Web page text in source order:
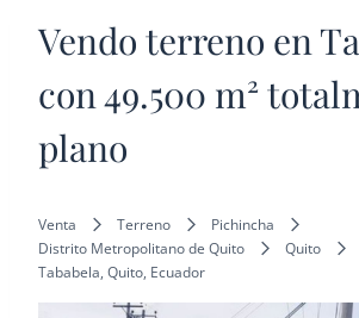
Vendo terreno en
con 49.500 m²
plano
Venta Terreno
Pichincha
Distrito Metropolitano de Quito
Quito
Tababela, Quito, Ecuador